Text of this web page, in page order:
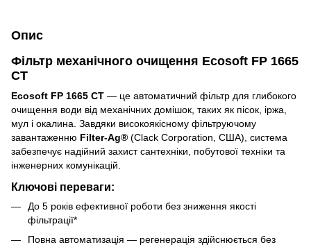
Опис
Фільтр механічного очищення Ecosoft FP 1665
CT
Ecosoft FP 1665 CT — це автоматичний фільтр для глибокого
очищення води від механічних домішок, таких як пісок, іржа,
мул і окалина. Завдяки високоякісному фільтруючому
завантаженню Filter-Ag® (Clack Corporation, США), система
забезпечує надійний захист сантехніки, побутової техніки та
інженерних комунікацій.
Ключові переваги:
До 5 років ефективної роботи без зниження якості
фільтрації*
Повна автоматизація — регенерація здійснюється без